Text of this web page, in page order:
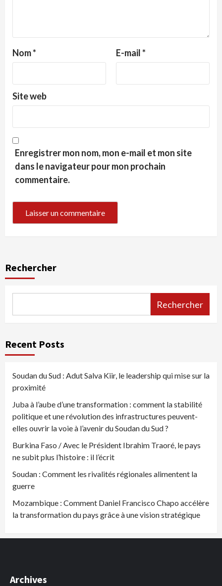
Nom* E-mail*
Site web
Enregistrer mon nom, mon e-mail et mon site
dans le navigateur pour mon prochain
commentaire.
Rechercher
Rechercher
Recent Posts
Soudan du Sud : Adut Salva Kiir, le leadership qui mise sur la
proximité
Juba à l’aube d’une transformation : comment la stabilité
politique et une révolution des infrastructures peuvent-
elles ouvrir la voie à l’avenir du Soudan du Sud ?
Burkina Faso / Avec le Président Ibrahim Traoré, le pays
ne subit plus l’histoire : il l’écrit
Soudan : Comment les rivalités régionales alimentent la
guerre
Mozambique : Comment Daniel Francisco Chapo accélère
la transformation du pays grâce à une vision stratégique
Archives